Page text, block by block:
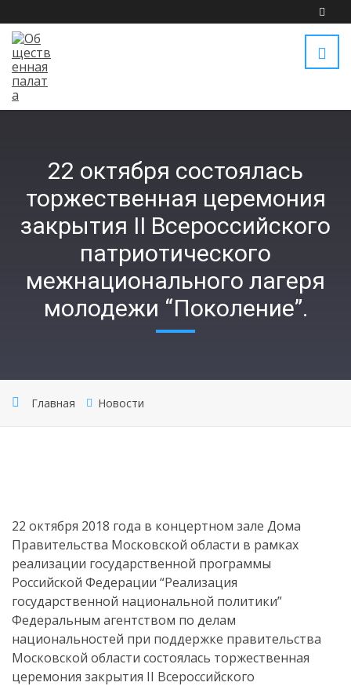
22 октября состоялась
торжественная церемония
закрытия II Всероссийского
патриотического
межнационального лагеря
молодежи “Поколение”.
Главная Новости
22 октября 2018 года в концертном зале Дома
Правительства Московской области в рамках
реализации государственной программы
Российской Федерации “Реализация
государственной национальной политики”
Федеральным агентством по делам
национальностей при поддержке правительства
Московской области состоялась торжественная
церемония закрытия II Всероссийского